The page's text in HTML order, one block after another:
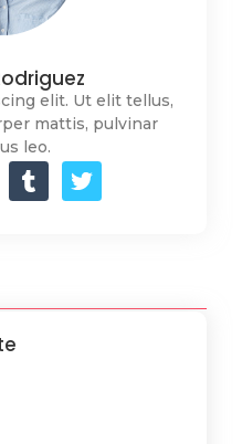
elit. Ut elit tellus,
mattis, pulvinar
leo.